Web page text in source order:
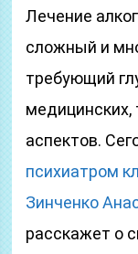
Лечение
сложный и
требующий
медицинских,
аспектов.
психиатром
Зинченко
расскажет о